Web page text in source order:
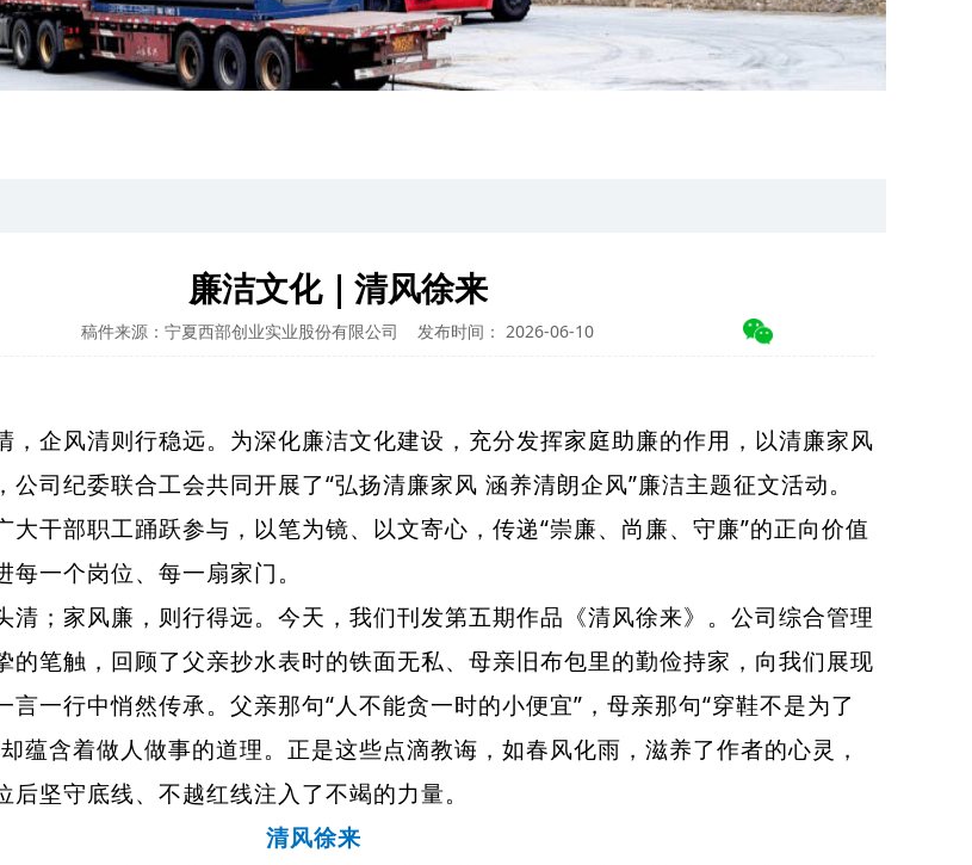
廉洁文化｜清风徐来
稿件来源：宁夏西部创业实业股份有限公司 发布时间： 2026-06-10
企风清则行稳远。为深化廉洁文化建设，充分发挥家庭助廉的作用，以清廉家风
公司纪委联合工会共同开展了“弘扬清廉家风 涵养清朗企风”廉洁主题征文活动。
大干部职工踊跃参与，以笔为镜、以文寄心，传递“崇廉、尚廉、守廉”的正向价值
一个岗位、每一扇家门。
；家风廉，则行得远。今天，我们刊发第五期作品《清风徐来》。公司综合管理
的笔触，回顾了父亲抄水表时的铁面无私、母亲旧布包里的勤俭持家 ，向我们展现
言一行中悄然传承。父亲那句“人不能贪一时的小便宜”，母亲那句“穿鞋不是为了
蕴含着做人做事的道理。正是这些点滴教诲，如春风化雨，滋养了作者的心灵，
后坚守底线、不越红线注入了不竭的力量。
清风徐来